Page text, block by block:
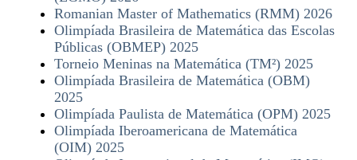
Romanian Master of Mathematics (RMM) 2026
Olimpíada Brasileira de Matemática das Escolas
Públicas (OBMEP) 2025
Torneio Meninas na Matemática (TM²) 2025
Olimpíada Brasileira de Matemática (OBM)
2025
Olimpíada Paulista de Matemática (OPM) 2025
Olimpíada Iberoamericana de Matemática
(OIM) 2025